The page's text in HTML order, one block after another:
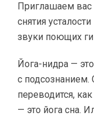
Приглашаем вас
снятия
звуки поющих
Йога-нидра —
с подсознанием.
переводится,
— это йога сна.